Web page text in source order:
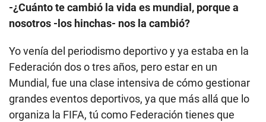
-¿Cuánto te cambió la vida es mundial, porque a
nosotros -los hinchas- nos la cambió?
Yo venía del periodismo deportivo y ya estaba en la
Federación dos o tres años, pero estar en un
Mundial, fue una clase intensiva de cómo gestionar
grandes eventos deportivos, ya que más allá que lo
organiza la FIFA, tú como Federación tienes que